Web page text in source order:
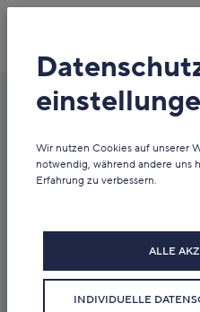
Wir nutzen Cookies auf unserer
notwendig, während andere uns
Erfahrung zu verbessern.
ALLE
INDIVIDUELLE